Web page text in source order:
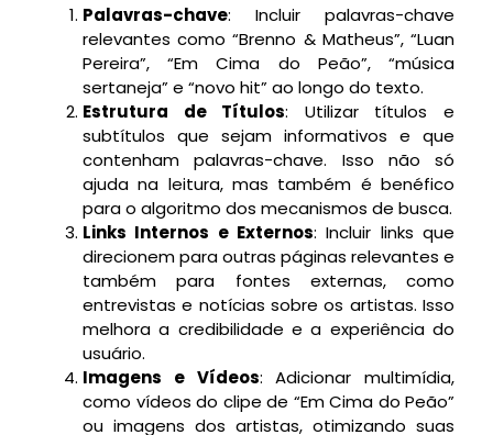
Palavras-chave: Incluir palavras-chave
relevantes como “Brenno & Matheus”, “Luan
Pereira”, “Em Cima do Peão”, “música
sertaneja” e “novo hit” ao longo do texto.
Estrutura de Títulos: Utilizar títulos e
subtítulos que sejam informativos e que
contenham palavras-chave. Isso não só
ajuda na leitura, mas também é benéfico
para o algoritmo dos mecanismos de busca.
Links Internos e Externos: Incluir links que
direcionem para outras páginas relevantes e
também para fontes externas, como
entrevistas e notícias sobre os artistas. Isso
melhora a credibilidade e a experiência do
usuário.
Imagens e Vídeos: Adicionar multimídia,
como vídeos do clipe de “Em Cima do Peão”
ou imagens dos artistas, otimizando suas